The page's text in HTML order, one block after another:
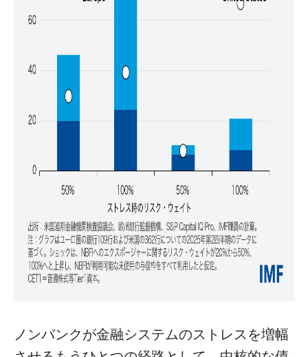
ノンバンクが金融システムのストレスを増幅